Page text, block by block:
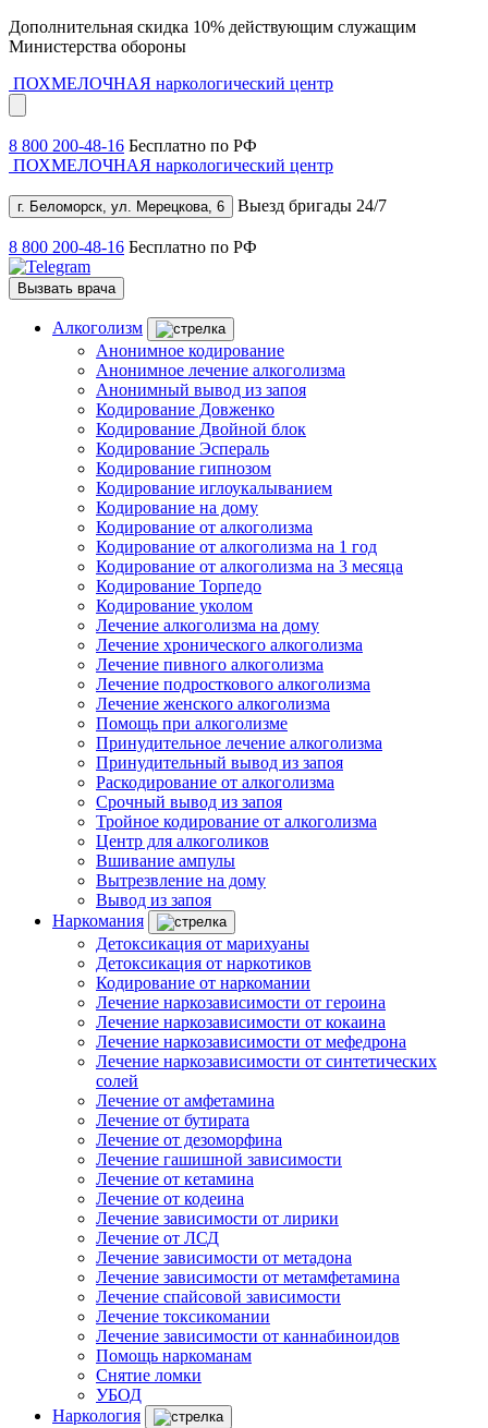
Дополнительная скидка 10% действующим служащим
Министерства обороны
ПОХМЕЛОЧНАЯ наркологический центр
8 800 200-48-16 Бесплатно по РФ
ПОХМЕЛОЧНАЯ наркологический центр
г. Беломорск, ул. Мерецкова, 6 Выезд бригады 24/7
8 800 200-48-16 Бесплатно по РФ
Вызвать врача
Алкоголизм
Анонимное кодирование
Анонимное лечение алкоголизма
Анонимный вывод из запоя
Кодирование Довженко
Кодирование Двойной блок
Кодирование Эспераль
Кодирование гипнозом
Кодирование иглоукалыванием
Кодирование на дому
Кодирование от алкоголизма
Кодирование от алкоголизма на 1 год
Кодирование от алкоголизма на 3 месяца
Кодирование Торпедо
Кодирование уколом
Лечение алкоголизма на дому
Лечение хронического алкоголизма
Лечение пивного алкоголизма
Лечение подросткового алкоголизма
Лечение женского алкоголизма
Помощь при алкоголизме
Принудительное лечение алкоголизма
Принудительный вывод из запоя
Раскодирование от алкоголизма
Срочный вывод из запоя
Тройное кодирование от алкоголизма
Центр для алкоголиков
Вшивание ампулы
Вытрезвление на дому
Вывод из запоя
Наркомания
Детоксикация от марихуаны
Детоксикация от наркотиков
Кодирование от наркомании
Лечение наркозависимости от героина
Лечение наркозависимости от кокаина
Лечение наркозависимости от мефедрона
Лечение наркозависимости от синтетических
солей
Лечение от амфетамина
Лечение от бутирата
Лечение от дезоморфина
Лечение гашишной зависимости
Лечение от кетамина
Лечение от кодеина
Лечение зависимости от лирики
Лечение от ЛСД
Лечение зависимости от метадона
Лечение зависимости от метамфетамина
Лечение спайсовой зависимости
Лечение токсикомании
Лечение зависимости от каннабиноидов
Помощь наркоманам
Снятие ломки
УБОД
Наркология